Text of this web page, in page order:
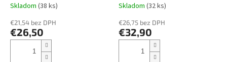
Skladom (38 ks)
€21,54 bez DPH
€26,50
Skladom (32 ks)
€26,75 bez DPH
€32,90